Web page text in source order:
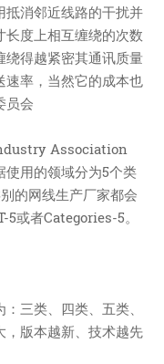
抵消邻近线路的干扰并
度上相互缠绕的次数
绕得越紧密其通讯质量
速率，当然它的成本也
员会
Association
使用的领域分为5个类
的网线生产厂家都会
或者Categories-5。
三类、四类、五类、
，版本越新、技术越先